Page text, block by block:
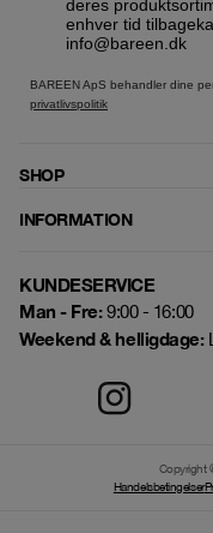
deres produktsortiment via
enhver tid
info@bareen.dk
BAREEN ApS behandler dine
privatlivspolitik
SHOP
INFORMATION
KUNDESERVICE
Man - Fre:9:00 - 16:00
Weekend & helligdage:
Copyright
Handelsbetingelser